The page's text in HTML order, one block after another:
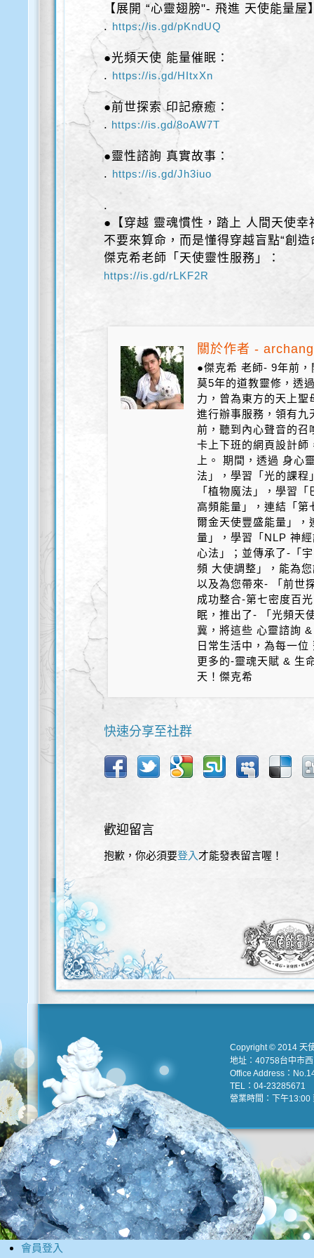
【展開 “心靈翅膀"- 飛進 天使能量屋
. https://is.gd/pKndUQ
●光頻天使 能量催眠：
. https://is.gd/HItxXn
●前世探索 印記療癒：
. https://is.gd/8oAW7T
●靈性諮詢 真實故事：
. https://is.gd/Jh3iuo
.
●【穿越 靈魂慣性，踏上 人間天使幸
不要來算命，而是懂得穿越盲點“創造
傑克希老師「天使靈性服務」：
https://is.gd/rLKF2R
關於作者 -
●傑克希 老師- 9年前
莫5年的道教靈修，透
力，曾為東方的天上
進行辦事服務，領有
前，聽到內心聲音的召
卡上下班的網頁設計師
上。 期間，透過 身心
法」，學習「光的課程
「植物魔法」，學習
高頻能量」，連結「第
爾金天使豐盛能量」，
量」，學習「NLP 神
心法」；並傳承了-「
頻 大使調整」，能為
以及為您帶來- 「前世
成功整合-第七密度百
眠，推出了- 「光頻天
冀，將這些 心靈諮詢
日常生活中，為每一
更多的-靈魂天賦 & 生
天！傑克希
快速分享至社群
歡迎留言
抱歉，你必須要登入 才能發表留言喔！
Copyright © 2014 天
地址：40758台中市
Office Address：
TEL：04-23285671
營業時間：下午13:00
會員登入